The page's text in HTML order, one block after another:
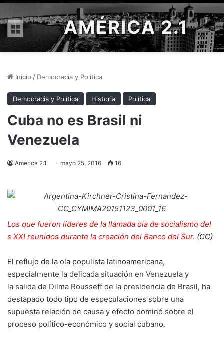
Menú AMÉRICA 2.1
Inicio / Democracia y Política
Democracia y Política Historia Política
Cuba no es Brasil ni
Venezuela
America 2.1 mayo 25, 2016 16
Los que fueron líderes de la llamada ola de socialismo del
s XXI reunidos durante la creación del Banco del Sur. (CC)
El reflujo de la ola populista latinoamericana,
especialmente la delicada situación en Venezuela y
la salida de Dilma Rousseff de la presidencia de Brasil, ha
destapado todo tipo de especulaciones sobre una
supuesta relación de causa y efecto dominó sobre el
proceso político-económico y social cubano.